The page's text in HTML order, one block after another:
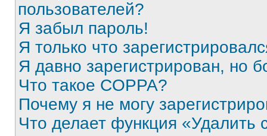
пользователей?
Я забыл пароль!
Я только что
Я давно зарегистрирован, но
Что такое COPPA?
Почему я не могу
Что делает функция «Удалить